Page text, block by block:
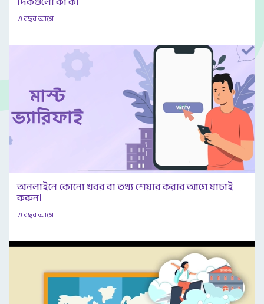
৩ বছর আগে
অনলাইনে কোনো খবর বা তথ্য শেয়ার করার আগে যাচাই
করুন।
৩ বছর আগে